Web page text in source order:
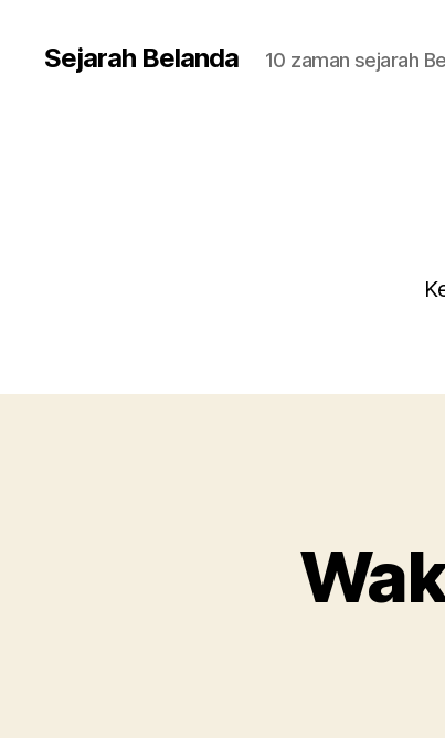
Sejarah Belanda 10 zaman sejarah